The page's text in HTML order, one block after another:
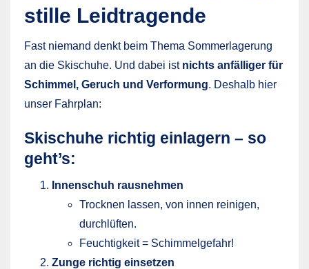
stille Leidtragende
Fast niemand denkt beim Thema Sommerlagerung
an die Skischuhe. Und dabei ist nichts anfälliger für
Schimmel, Geruch und Verformung. Deshalb hier
unser Fahrplan:
Skischuhe richtig einlagern – so
geht’s:
Innenschuh rausnehmen
Trocknen lassen, von innen reinigen,
durchlüften.
Feuchtigkeit = Schimmelgefahr!
Zunge richtig einsetzen